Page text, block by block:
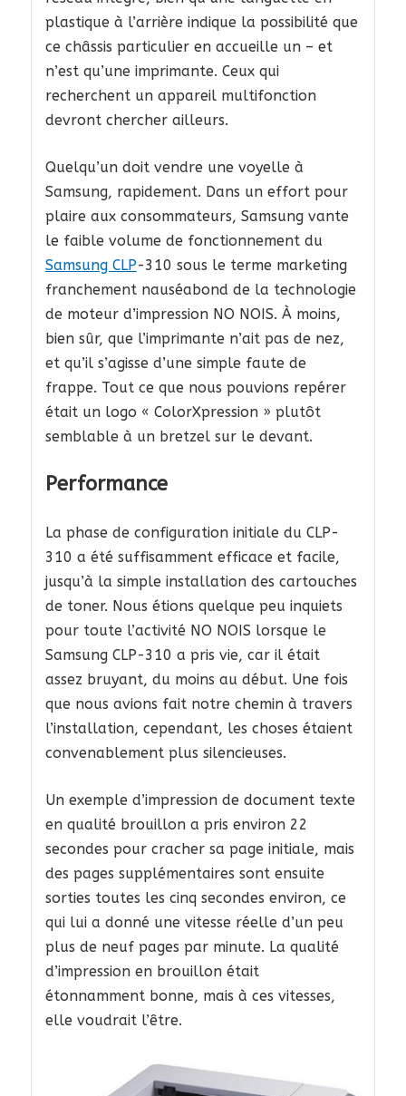
plastique à l’arrière indique la possibilité que
ce châssis particulier en accueille un – et
n’est qu’une imprimante. Ceux qui
recherchent un appareil multifonction
devront chercher ailleurs.
Quelqu’un doit vendre une voyelle à
Samsung, rapidement. Dans un effort pour
plaire aux consommateurs, Samsung vante
le faible volume de fonctionnement du
Samsung CLP-310 sous le terme marketing
franchement nauséabond de la technologie
de moteur d’impression NO NOIS. À moins,
bien sûr, que l’imprimante n’ait pas de nez,
et qu’il s’agisse d’une simple faute de
frappe. Tout ce que nous pouvions repérer
était un logo « ColorXpression » plutôt
semblable à un bretzel sur le devant.
Performance
La phase de configuration initiale du CLP-
310 a été suffisamment efficace et facile,
jusqu’à la simple installation des cartouches
de toner. Nous étions quelque peu inquiets
pour toute l’activité NO NOIS lorsque le
Samsung CLP-310 a pris vie, car il était
assez bruyant, du moins au début. Une fois
que nous avions fait notre chemin à travers
l’installation, cependant, les choses étaient
convenablement plus silencieuses.
Un exemple d’impression de document texte
en qualité brouillon a pris environ 22
secondes pour cracher sa page initiale, mais
des pages supplémentaires sont ensuite
sorties toutes les cinq secondes environ, ce
qui lui a donné une vitesse réelle d’un peu
plus de neuf pages par minute. La qualité
d’impression en brouillon était
étonnamment bonne, mais à ces vitesses,
elle voudrait l’être.